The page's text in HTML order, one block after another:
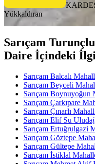
Yükkaldıran
Sarıçam
Daire İçindeki
Sarıçam Balcalı
Sarıçam Beyceli
Sarıçam Boynuyoğun
Sarıçam Çarkıpare
Sarıçam Çınarlı
Sarıçam Elif Su
Sarıçam Ertuğrulgazi
Sarıçam Göztepe
Sarıçam Gültepe
Sarıçam İstiklal